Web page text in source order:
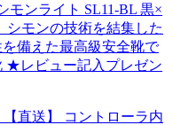
ンライト SL11-BL 黒×
シモンの技術を結集した
備えた最高級安全靴で
★レビュー記入プレゼン
直送】 コントローラ内